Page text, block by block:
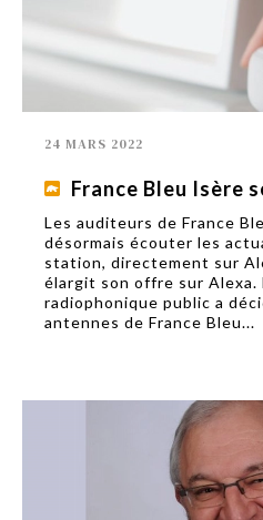
24 MARS 2022
France Bleu Isère
Les auditeurs de France
désormais écouter les
station, directement sur
élargit son offre sur Alexa.
radiophonique public a
antennes de France Bleu...